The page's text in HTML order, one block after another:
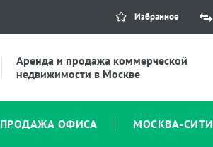
Избранное
Аренда и продажа коммерческой
недвижимости в Москве
ПРОДАЖА ОФИСА МОСКВА-СИТИ